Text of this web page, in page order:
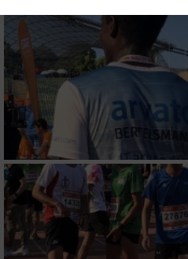
Website/App.
Partnerliste anzeigen (1 IAB-
Wir nutzen Ihre Daten für folgende
IAB-Verarbeitungszwecke:
Speichern von oder Zugriff auf
auf einem Endgerät
Verwendung reduzierter
von Werbeanzeigen
Erstellung von Profilen für
Werbung